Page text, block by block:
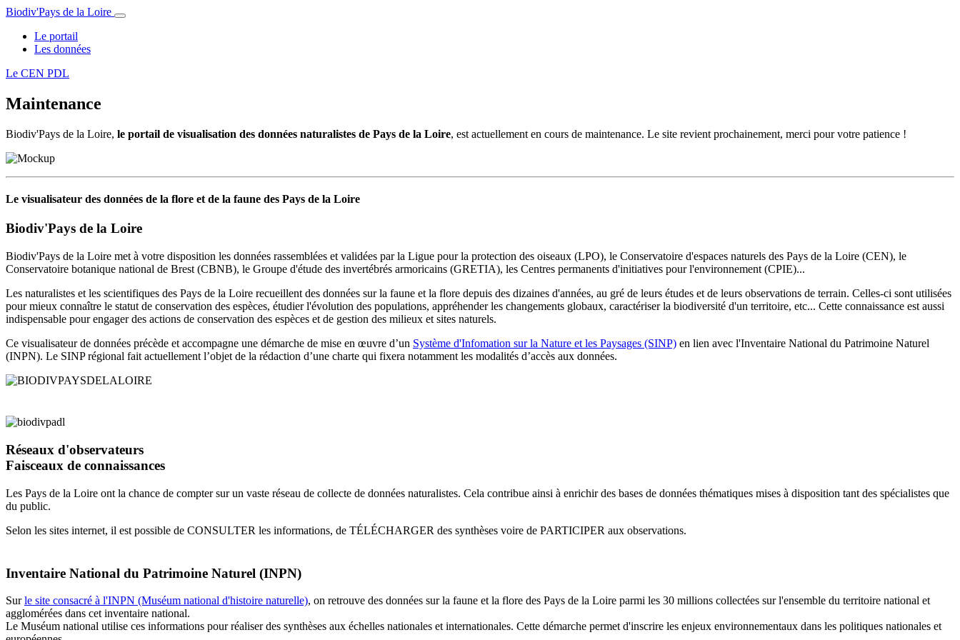
Biodiv'Pays de la Loire
Le portail
Les données
Le CEN PDL
Maintenance
Biodiv'Pays de la Loire, le portail de visualisation des données naturalistes de Pays de la Loire, est actuellement en cours de maintenance. Le site revient prochainement, merci pour votre patience !
Le visualisateur des données de la flore et de la faune des Pays de la Loire
Biodiv'Pays de la Loire
Biodiv'Pays de la Loire met à votre disposition les données rassemblées et validées par la Ligue pour la protection des oiseaux (LPO), le Conservatoire d'espaces naturels des Pays de la Loire (CEN), le
Conservatoire botanique national de Brest (CBNB), le Groupe d'étude des invertébrés armoricains (GRETIA), les Centres permanents d'initiatives pour l'environnement (CPIE)...
Les naturalistes et les scientifiques des Pays de la Loire recueillent des données sur la faune et la flore depuis des dizaines d'années, au gré de leurs études et de leurs observations de terrain. Celles-ci sont utilisées
pour mieux connaître le statut de conservation des espèces, étudier l'évolution des populations, appréhender les changements globaux, caractériser la biodiversité d'un territoire, etc... Cette connaissance est aussi
indispensable pour engager des actions de conservation des espèces et de gestion des milieux et sites naturels.
Ce visualisateur de données précède et accompagne une démarche de mise en œuvre d’un Système d'Infomation sur la Nature et les Paysages (SINP) en lien avec l'Inventaire National du Patrimoine Naturel
(INPN). Le SINP régional fait actuellement l’objet de la rédaction d’une charte qui fixera notamment les modalités d’accès aux données.
Réseaux d'observateurs
Faisceaux de connaissances
Les Pays de la Loire ont la chance de compter sur un vaste réseau de collecte de données naturalistes. Cela contribue ainsi à enrichir des bases de données thématiques mises à disposition tant des spécialistes que
du public.
Selon les sites internet, il est possible de CONSULTER les informations, de TÉLÉCHARGER des synthèses voire de PARTICIPER aux observations.
Inventaire National du Patrimoine Naturel (INPN)
Surle site consacré à l'INPN (Muséum national d'histoire naturelle), on retrouve des données sur la faune et la flore des Pays de la Loire parmi les 30 millions collectées sur l'ensemble du territoire national et
agglomérées dans cet inventaire national.
Le Muséum national utilise ces informations pour réaliser des synthèses aux échelles nationales et internationales. Cette démarche permet d'inscrire les enjeux environnementaux dans les politiques nationales et